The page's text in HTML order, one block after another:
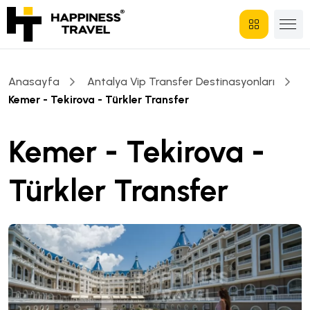
Anasayfa
Antalya Vip Transfer Destinasyonları
Kemer - Tekirova - Türkler Transfer
Kemer - Tekirova -
Türkler Transfer